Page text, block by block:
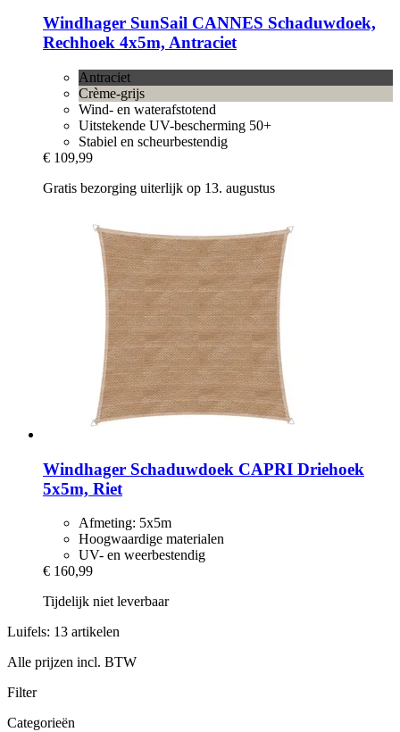
Windhager SunSail CANNES Schaduwdoek,
Rechhoek 4x5m, Antraciet
Antraciet
Crème-grijs
Wind- en waterafstotend
Uitstekende UV-bescherming 50+
Stabiel en scheurbestendig
€ 109,99
Gratis bezorging uiterlijk op 13. augustus
Windhager Schaduwdoek CAPRI Driehoek
5x5m, Riet
Afmeting: 5x5m
Hoogwaardige materialen
UV- en weerbestendig
€ 160,99
Tijdelijk niet leverbaar
Luifels: 13 artikelen
Alle prijzen incl. BTW
Filter
Categorieën